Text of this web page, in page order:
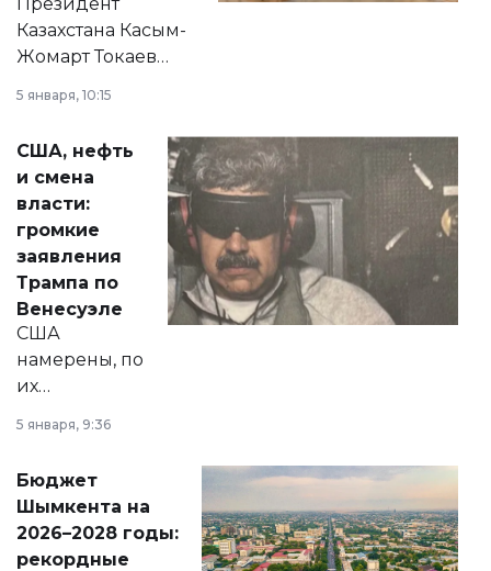
Казахстана Касым-
Жомарт Токаев
сразу несколько
актуальных тем —
от слухов о
политических
реформах до
вопросов армии,
экономики и
личного здоровья.
5 января, 10:15
США, нефть
и смена
власти:
громкие
заявления
Трампа по
Венесуэле
США
намерены, по
их
принести
народу
Венесуэлы.
5 января, 9:36
Бюджет
Шымкента на
2026–2028 годы:
рекордные